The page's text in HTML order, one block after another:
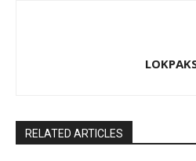
RELATED ARTICLES